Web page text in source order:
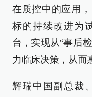
在质控中的应用
标的持续改进为
台，实现从“事后
力临床决策，从而
辉瑞中国副总裁